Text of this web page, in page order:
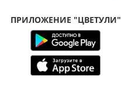
ПРИЛОЖЕНИЕ "ЦВЕТУЛИ"